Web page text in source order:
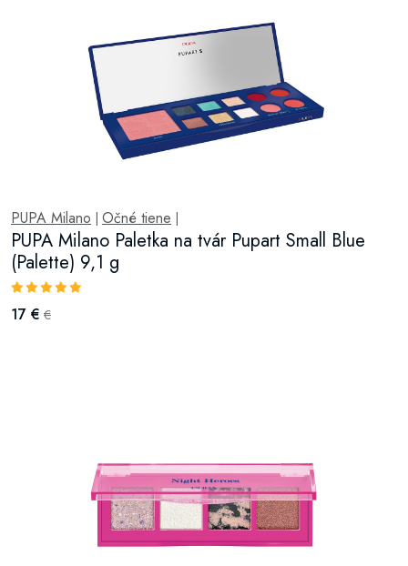
PUPA Milano Očné tiene
PUPA Milano Paletka na tvár Pupart Small Blue
(Palette) 9,1 g
17 € €